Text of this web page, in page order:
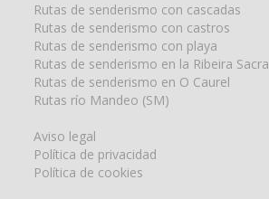
Rutas de senderismo con cascadas
Rutas de senderismo con castros
Rutas de senderismo con playa
Rutas de senderismo en la Ribeira Sacra
Rutas de senderismo en O Caurel
Rutas río Mandeo (SM)
Aviso legal
Política de privacidad
Política de cookies